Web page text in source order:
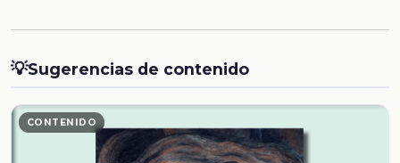
💡Sugerencias de contenido
CONTENIDO